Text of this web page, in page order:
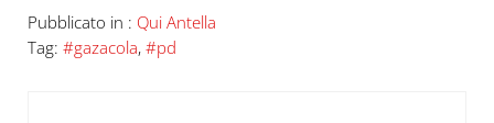
Pubblicato in : Qui Antella
Tag: #gazacola, #pd